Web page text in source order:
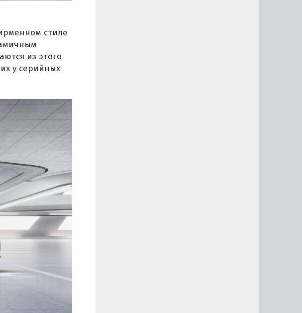
стиле
из этого
у серийных